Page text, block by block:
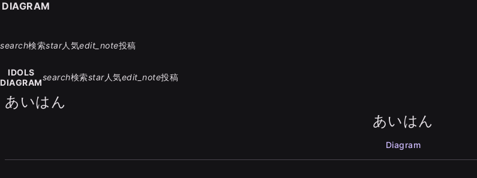
search検索star人気edit_note投稿
IDOLS
DIAGRAM
search検索star人気edit_note投稿
あいはん
あいはん
Diagram